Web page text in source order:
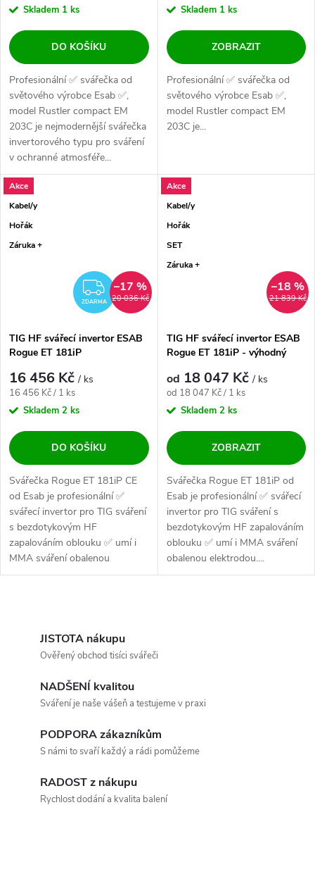
Skladem 1 ks
DO KOŠÍKU
Profesionální ✅ svářečka od
světového výrobce Esab ✅,
model Rustler compact EM
203C je nejmodernější svářečka
invertorového typu pro sváření
v ochranné atmosféře...
Skladem 1 ks
ZOBRAZIT
Profesionální ✅ svářečka od
světového výrobce Esab ✅,
model Rustler compact EM
203C je...
Akce
Kabel/y
Hořák
Záruka +
ZDARMA
ZDARMA 20 036 Kč
–17 %
TIG HF svářecí invertor ESAB
Rogue ET 181iP
16 456 Kč/ ks
Měrná cena:
16 456 Kč / 1 ks
Skladem 2 ks
DO KOŠÍKU
Svářečka Rogue ET 181iP CE
od Esab je profesionální ✅
svářecí invertor pro TIG sváření
s bezdotykovým HF
zapalováním oblouku ✅ umí i
MMA sváření obalenou
elektrodou....
Akce
Kabel/y
Hořák
SET
Záruka +
21 839 Kč
–18 %
TIG HF svářecí invertor ESAB
Rogue ET 181iP - výhodný
od 18 047 Kč/ ks
Měrná cena:
od 18 047 Kč / 1 ks
Skladem 2 ks
ZOBRAZIT
Svářečka Rogue ET 181iP od
Esab je profesionální ✅ svářecí
invertor pro TIG sváření s
bezdotykovým HF zapalováním
oblouku ✅ umí i MMA sváření
obalenou elektrodou....
JISTOTA nákupu
Ověřený obchod tisíci svářeči
NADŠENÍ kvalitou
Sváření je naše vášeň a testujeme v praxi
PODPORA zákazníkům
S námi to svaří každý a rádi pomůžeme
RADOST z nákupu
Rychlost dodání a kvalita balení